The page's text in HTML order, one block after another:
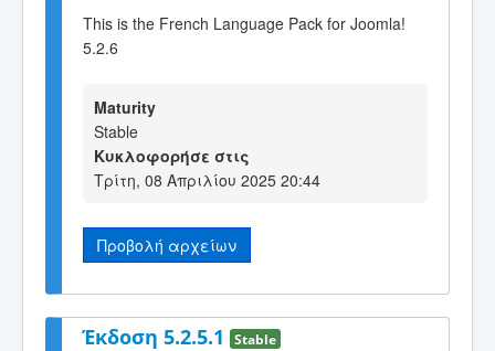
This is the French Language Pack for Joomla!
5.2.6
Maturity
Stable
Κυκλοφορήσε στις
Τρίτη, 08 Απριλίου 2025 20:44
Προβολή αρχείων
Έκδοση 5.2.5.1 Stable